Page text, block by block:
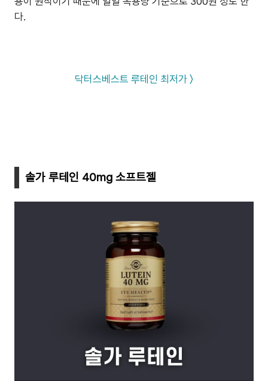
다.
닥터스베스트 루테인 최저가 〉
솔가 루테인 40mg 소프트젤